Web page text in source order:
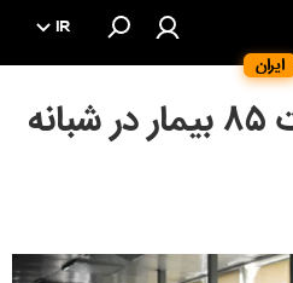
ایران
IR
کرونا در ایران؛ فوت ۸۵ بیمار در شبانه